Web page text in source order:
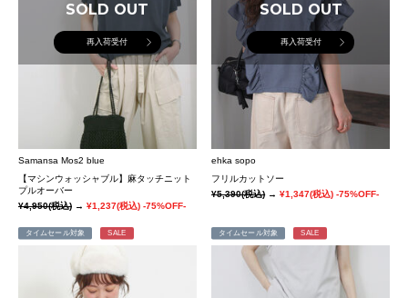
SOLD OUT
再入荷受付
Samansa Mos2 blue
【マシンウォッシャブル】麻タッチニット
プルオーバー
¥4,950(税込) → ¥1,237(税込) -75%OFF-
SOLD OUT
再入荷受付
ehka sopo
フリルカットソー
¥5,390(税込)→¥1,347(税込) -75%OFF-
タイムセール対象 SALE タイムセール対象 SALE